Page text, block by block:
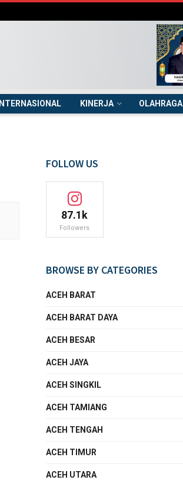
INTERNASIONAL KINERJA OLAHRAGA
FOLLOW US
87.1k
Followers
BROWSE BY CATEGORIES
ACEH BARAT
ACEH BARAT DAYA
ACEH BESAR
ACEH JAYA
ACEH SINGKIL
ACEH TAMIANG
ACEH TENGAH
ACEH TIMUR
ACEH UTARA